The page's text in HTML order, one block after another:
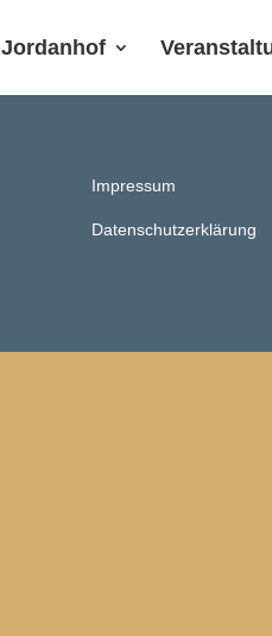
Jordanhof
Impressum
Datenschutzerklärung